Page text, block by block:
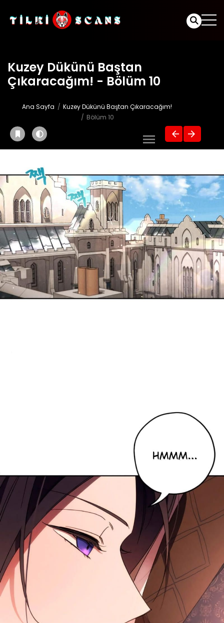
Kuzey Dükünü Baştan
Çıkaracağım! - Bölüm 10
Ana Sayfa
Kuzey Dükünü Baştan Çıkaracağım!
Bölüm 10